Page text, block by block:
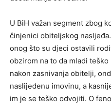
U BiH važan segment zbog
činjenici obiteljskog
onog što su djeci ostavili
obzirom na to da mladi
nakon zasnivanja obitelji,
naslijeđenu imovinu, a
im je se teško odvojiti. O